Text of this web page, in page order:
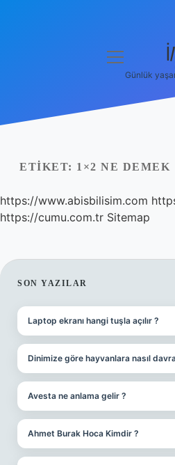
Yasal Uyarı
Hakkımızda
menüyü
Günlük
ETIKET: 1×2 NE DEMEK
https://www.abisbilisim.com
https://cumu.com.tr Sitemap
SIDEBAR
SON YAZILAR
Laptop ekranı hangi tuşla açılır ?
Dinimize göre hayvanlara nasıl
Avesta ne anlama gelir ?
Ahmet Burak Hoca Kimdir ?